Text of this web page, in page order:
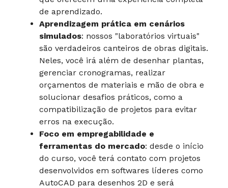
de aprendizado.
Aprendizagem prática em cenários
simulados: nossos "laboratórios virtuais"
são verdadeiros canteiros de obras digitais.
Neles, você irá além de desenhar plantas,
gerenciar cronogramas, realizar
orçamentos de materiais e mão de obra e
solucionar desafios práticos, como a
compatibilização de projetos para evitar
erros na execução.
Foco em empregabilidade e
ferramentas do mercado: desde o início
do curso, você terá contato com projetos
desenvolvidos em softwares líderes como
AutoCAD para desenhos 2D e será